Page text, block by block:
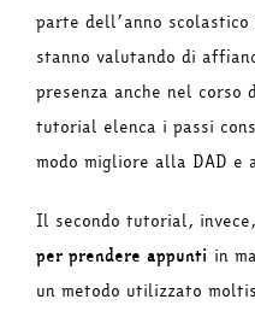
parte dell’anno
stanno valutando di
presenza anche nel
tutorial elenca i passi
modo migliore alla DAD e
Il secondo tutorial,
per prendere appunti in
un metodo utilizzato